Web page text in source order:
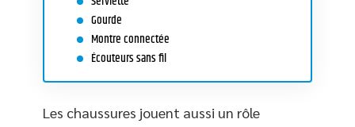
Gourde
Montre connectée
Écouteurs sans fil
Les chaussures jouent aussi un rôle